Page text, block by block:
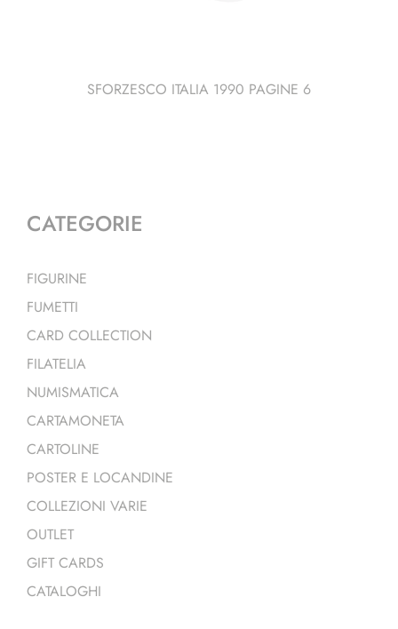
SFORZESCO ITALIA 1990 PAGINE 6
CATEGORIE
FIGURINE
FUMETTI
CARD COLLECTION
FILATELIA
NUMISMATICA
CARTAMONETA
CARTOLINE
POSTER E LOCANDINE
COLLEZIONI VARIE
OUTLET
GIFT CARDS
CATALOGHI